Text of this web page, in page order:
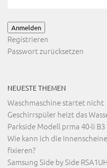
Anmelden
Registrieren
Passwort zurücksetzen
NEUESTE THEMEN
Waschmaschine startet nicht
Geschirrspüler heizt das
Parkside Modell prma 40-li B3
Wie kann ich die
fixieren?
Samsung Side by Side